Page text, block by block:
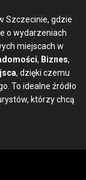
Szczecinie, gdzie
o wydarzeniach
miejscach w
, Biznes,
, dzięki czemu
To idealne źródło
którzy chcą